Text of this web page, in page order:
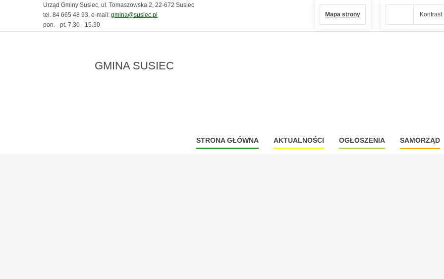
Urząd Gminy Susiec, ul. Tomaszowska 2, 22-672 Susiec
tel. 84 665 48 93, e-mail: gmina@susiec.pl
pon. - pt. 7.30 - 15.30
Kontrast
Mapa strony
GMINA SUSIEC
STRONA GŁÓWNA AKTUALNOŚCI OGŁOSZENIA SAMORZĄD